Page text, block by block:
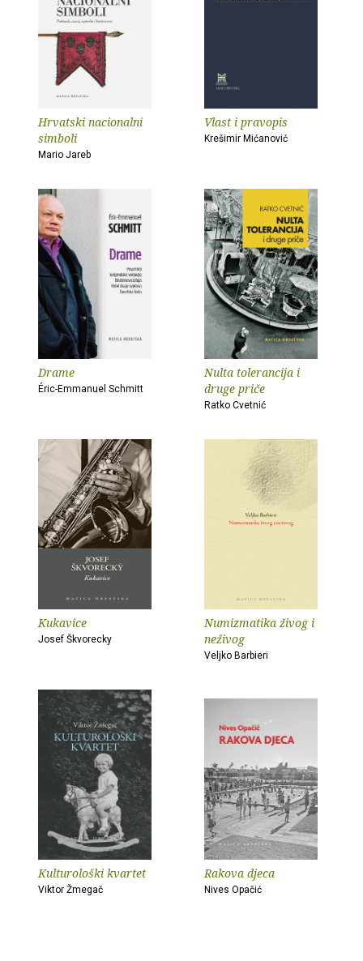
Hrvatski nacionalni
simboli
Mario Jareb
Vlast i pravopis
Krešimir Mićanović
Drame
Éric-Emmanuel Schmitt
Nulta tolerancija i
druge priče
Ratko Cvetnić
Kukavice
Josef Škvorecky
Numizmatika živog i
neživog
Veljko Barbieri
Kulturološki kvartet
Viktor Žmegač
Rakova djeca
Nives Opačić